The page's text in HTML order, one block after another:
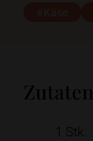
Zutaten
1 Stk.